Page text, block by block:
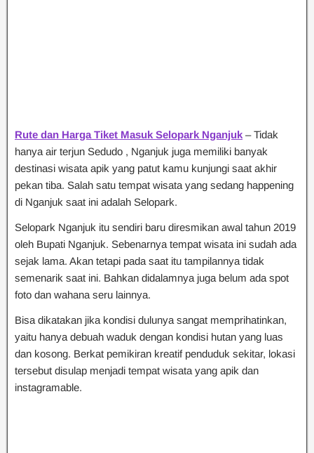
Rute dan Harga Tiket Masuk Selopark Nganjuk – Tidak
hanya air terjun Sedudo , Nganjuk juga memiliki banyak
destinasi wisata apik yang patut kamu kunjungi saat akhir
pekan tiba. Salah satu tempat wisata yang sedang happening
di Nganjuk saat ini adalah Selopark.
Selopark Nganjuk itu sendiri baru diresmikan awal tahun 2019
oleh Bupati Nganjuk. Sebenarnya tempat wisata ini sudah ada
sejak lama. Akan tetapi pada saat itu tampilannya tidak
semenarik saat ini. Bahkan didalamnya juga belum ada spot
foto dan wahana seru lainnya.
Bisa dikatakan jika kondisi dulunya sangat memprihatinkan,
yaitu hanya debuah waduk dengan kondisi hutan yang luas
dan kosong. Berkat pemikiran kreatif penduduk sekitar, lokasi
tersebut disulap menjadi tempat wisata yang apik dan
instagramable.